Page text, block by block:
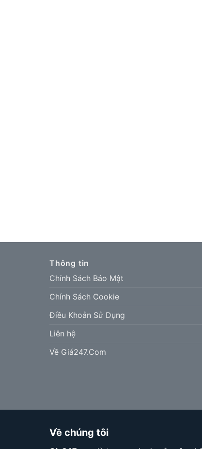
Thông tin
Chính Sách Bảo Mật
Chính Sách Cookie
Điều Khoản Sử Dụng
Liên hệ
Về Giá247.Com
Về chúng tôi